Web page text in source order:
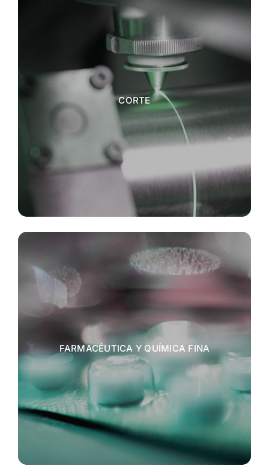
CORTE
FARMACÉUTICA Y QUÍMICA FINA